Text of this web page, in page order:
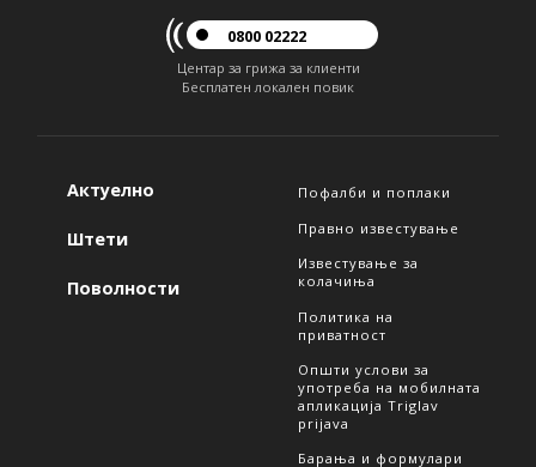
0800 02222
Центар за грижа за клиенти
Бесплатен локален повик
Актуелно
Штети
Поволности
Пофалби и поплаки
Правно известување
Известување за
колачиња
Политика на
приватност
Општи услови за
употреба на мобилната
апликација Triglav
prijava
Барања и формулари